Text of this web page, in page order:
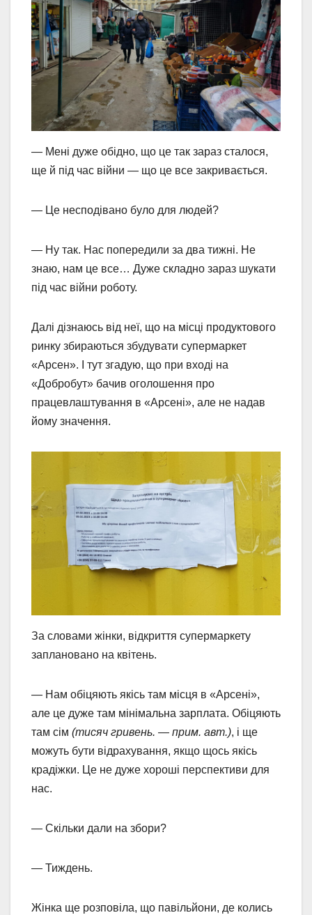
— Мені дуже обідно, що це так зараз сталося,
ще й під час війни — що це все закривається.
— Це несподівано було для людей?
— Ну так. Нас попередили за два тижні. Не
знаю, нам це все… Дуже складно зараз шукати
під час війни роботу.
Далі дізнаюсь від неї, що на місці продуктового
ринку збираються збудувати супермаркет
«Арсен». І тут згадую, що при вході на
«Добробут» бачив оголошення про
працевлаштування в «Арсені», але не надав
йому значення.
За словами жінки, відкриття супермаркету
заплановано на квітень.
— Нам обіцяють якісь там місця в «Арсені»,
але це дуже там мінімальна зарплата. Обіцяють
там сім (тисяч гривень. — прим. авт.), і ще
можуть бути відрахування, якщо щось якісь
крадіжки. Це не дуже хороші перспективи для
нас.
— Скільки дали на збори?
— Тиждень.
Жінка ще розповіла, що павільйони, де колись